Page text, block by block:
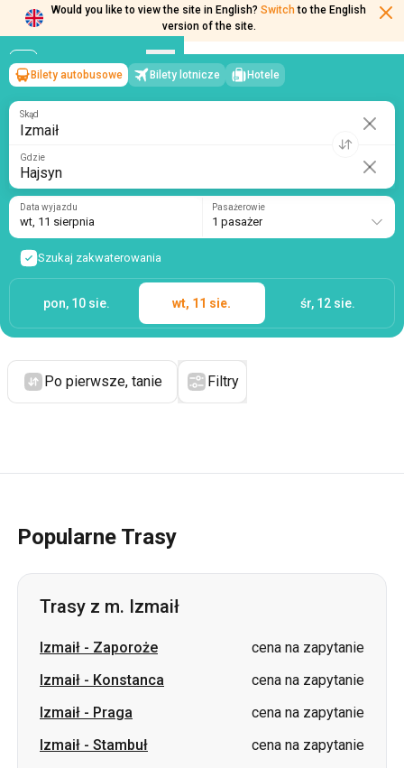
Would you like to view the site in English? Switch to the English
version of the site.
Izmaił→Hajsyn
wt, 11 sierpnia/1 pasażer
Bilety autobusowe Bilety lotnicze Hotele
Skąd
Gdzie
Data wyjazdu
wt, 11 sierpnia
Pasażerowie
1 pasażer
Szukaj zakwaterowania
pon, 10 sie. wt, 11 sie. śr, 12 sie.
Po pierwsze, tanie Filtry
Popularne Trasy
Trasy z m. Izmaił
Izmaił - Zaporoże
cena na zapytanie
Izmaił - Konstanca
cena na zapytanie
Izmaił - Praga
cena na zapytanie
Izmaił - Stambuł
cena na zapytanie